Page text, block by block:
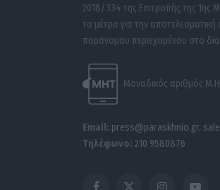
2018/334 της Επιτροπής της 1ης
τα μέτρα για την αποτελεσματική
παράνομου περιεχομένου στο
Μοναδικός αριθμός
Email: press@paraskhnio.gr,
Τηλέφωνο: 210 9580876